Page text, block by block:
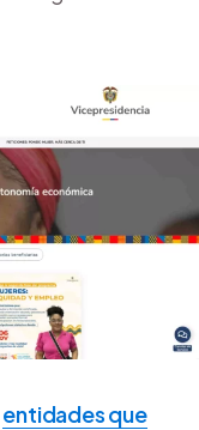
entidades que